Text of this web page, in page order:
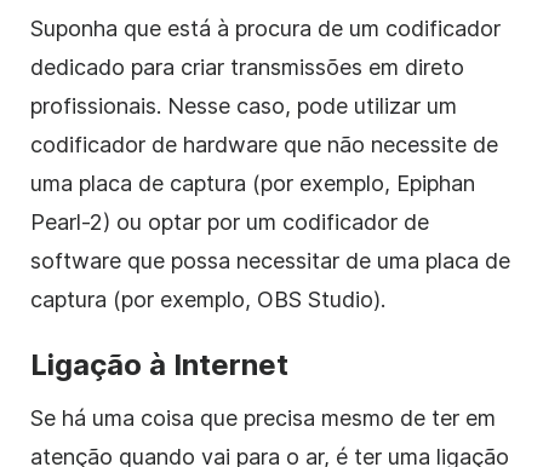
Suponha que está à procura de um codificador
dedicado para criar transmissões em direto
profissionais. Nesse caso, pode utilizar um
codificador de hardware que não necessite de
uma placa de captura (por exemplo, Epiphan
Pearl-2) ou optar por um codificador de
software que possa necessitar de uma placa de
captura (por exemplo, OBS Studio).
Ligação à Internet
Se há uma coisa que precisa mesmo de ter em
atenção quando vai para o ar, é ter uma ligação